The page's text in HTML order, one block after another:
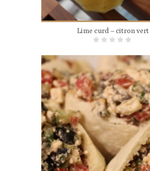
Lime curd – citron vert